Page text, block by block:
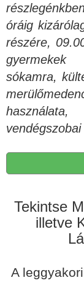
óráig
részére,
gyermekek
sókamra,
Tekintse
illetve
A